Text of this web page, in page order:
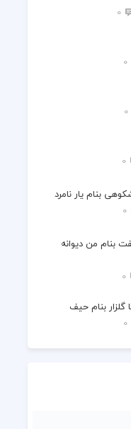
0
0
0
0
بنام یار نامرد
0
بنام من دیوانه
0
بنام حیف
0